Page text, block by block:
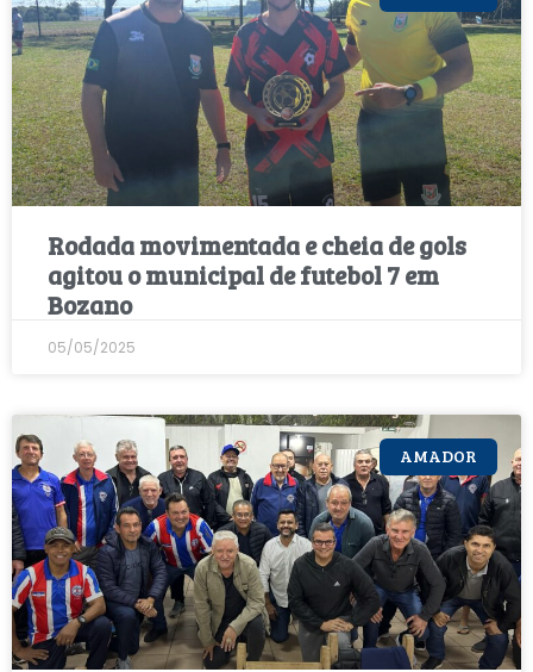
Rodada movimentada e cheia de gols
agitou o municipal de futebol 7 em
Bozano
05/05/2025
AMADOR